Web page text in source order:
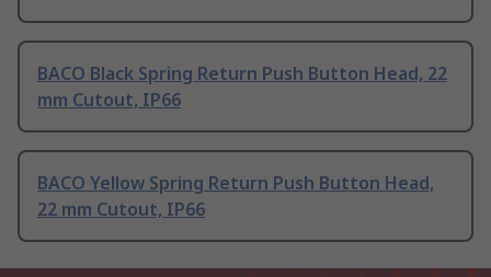
BACO Black Spring Return Push Button Head, 22
mm Cutout, IP66
BACO Yellow Spring Return Push Button Head,
22 mm Cutout, IP66